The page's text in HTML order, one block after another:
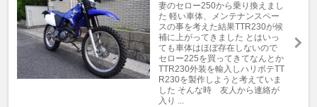
妻のセロー250から乗り換えまし
た 軽い車体、メンテナンスペー
スの事を考えた結果TTR230が候
補に上がってきました とはいっ
ても車体はほぼ存在しないので
セロー225を買ってきてなんとか
TTR230外装を輸入しハリボテTT
R230を製作しようと考えていま
した そんな時 友人から連絡が
入り ...